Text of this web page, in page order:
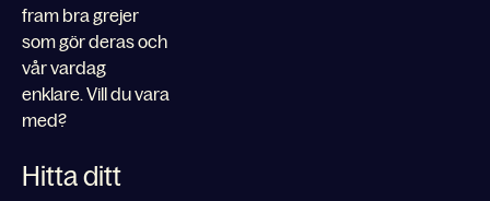
fram bra grejer
som gör deras och
vår vardag
enklare. Vill du vara
med?
Hitta ditt